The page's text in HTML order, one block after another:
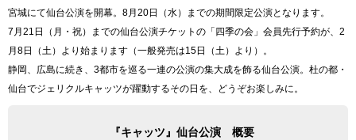
宮城にて仙台公演を開幕。8月20日（水）までの期間限定公演となります。
7月21日（月・祝）までの仙台公演チケットの「四季の会」会員先行予約が、2
月8日（土）より始まります（一般発売は15日（土）より）。
静岡、広島に続き、3都市を巡る一連の公演の集大成を飾る仙台公演。杜の都・
仙台でジェリクルキャッツが躍動するその日を、どうぞお楽しみに。
『キャッツ』仙台公演 概要